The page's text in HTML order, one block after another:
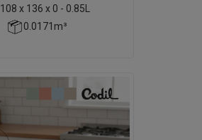
108 x 136 x 0 - 0.85L
0.0171m³